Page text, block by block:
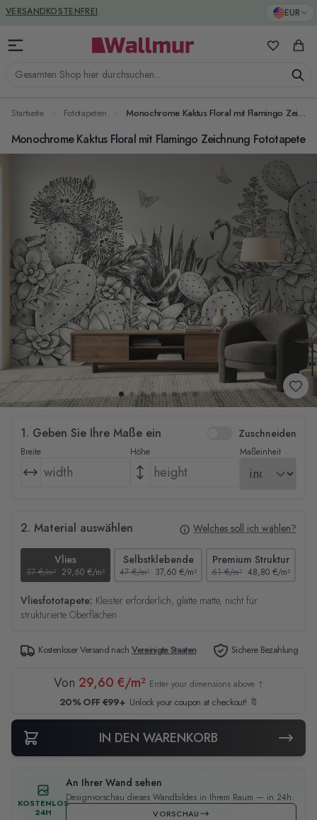
Zum Inhalt springen EUR
Gesamten Shop hier durchsuchen...
Meine
VERSANDKOSTENFREI
GREENGUARD ZERTIFIZIERT
Startseite Fototapeten Monochrome Kaktus Floral mit Flamingo Zeichnung Fototapete
Monochrome Kaktus Floral mit Flamingo Zeichnung Fototapete
1. Geben Sie Ihre Maße ein Zuschneiden
Breite Höhe Maßeinheit
2. Material auswählen Welches soll ich wählen?
Vlies
37 €/m² 29,60 €/m²
Selbstklebende
47 €/m² 37,60 €/m²
Premium Struktur
61 €/m² 48,80 €/m²
Vliesfototapete: Kleister erforderlich, glatte matte, nicht für
strukturierte Oberflächen
Kostenloser Versand nachVereinigte Staaten Sichere Bezahlung
Von 29,60 €/m² Enter your dimensions above ↑
20% OFF €99+ Unlock your coupon at checkout! 🔖
IN DEN WARENKORB
KOSTENLOS
24H
An Ihrer Wand sehen
Designvorschau dieses Wandbildes in Ihrem Raum — in 24h.
VORSCHAU